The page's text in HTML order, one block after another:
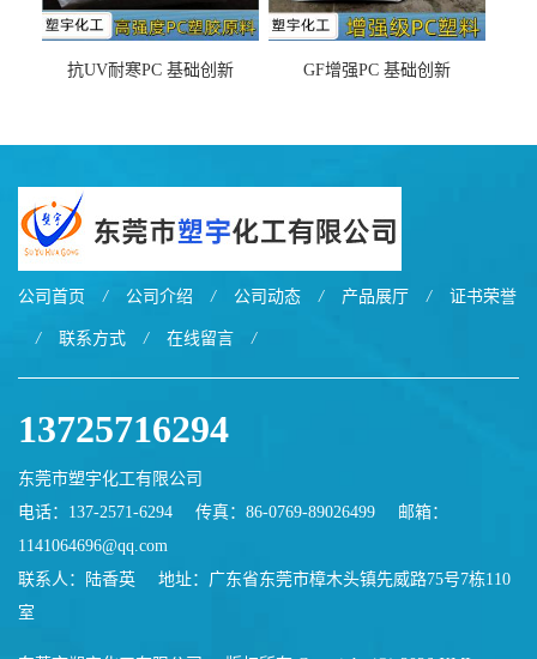
抗UV耐寒PC 基础创新
GF增强PC 基础创新
公司首页 / 公司介绍 / 公司动态 / 产品展厅 / 证书荣誉
/ 联系方式 / 在线留言 /
13725716294
东莞市塑宇化工有限公司
电话：137-2571-6294
传真：86-0769-89026499
邮箱：
1141064696@qq.com
联系人：陆香英
地址：广东省东莞市樟木头镇先威路75号7栋110
室